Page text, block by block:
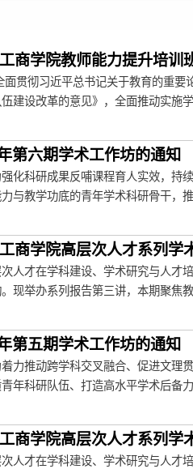
商学院教师能力提升培训
贯彻习近平总书记关于教育的重
建设改革的意见》，全面推动实施
第六期学术工作坊的通知
化科研成果反哺课程育人实效，持
与教学功底的青年学术科研骨干，
商学院高层次人才系列学
人才在学科建设、学术研究与人才
现举办系列报告第三讲，本期聚焦
第五期学术工作坊的通知
力推动跨学科交叉融合、促进文理
年科研队伍、打造高水平学术后备
商学院高层次人才系列学
人才在学科建设、学术研究与人才